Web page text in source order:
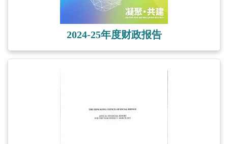
2024-25年度财政报告